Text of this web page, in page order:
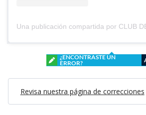
¿ENCONTRASTE UN
ERROR?
Revisa nuestra página de correcciones